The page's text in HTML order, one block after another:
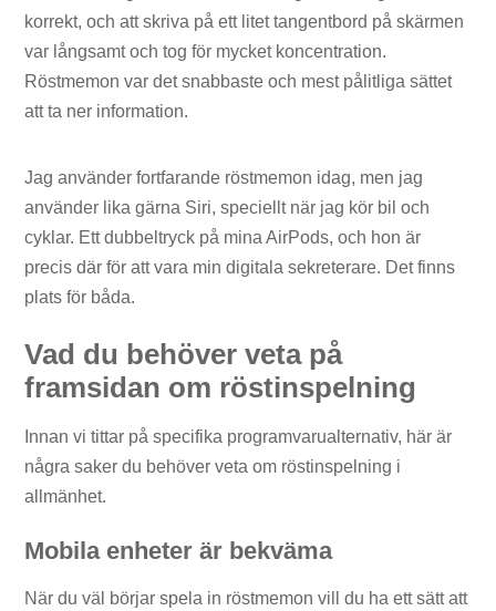
korrekt, och att skriva på ett litet tangentbord på skärmen
var långsamt och tog för mycket koncentration.
Röstmemon var det snabbaste och mest pålitliga sättet
att ta ner information.
Jag använder fortfarande röstmemon idag, men jag
använder lika gärna Siri, speciellt när jag kör bil och
cyklar. Ett dubbeltryck på mina AirPods, och hon är
precis där för att vara min digitala sekreterare. Det finns
plats för båda.
Vad du behöver veta på
framsidan om röstinspelning
Innan vi tittar på specifika programvarualternativ, här är
några saker du behöver veta om röstinspelning i
allmänhet.
Mobila enheter är bekväma
När du väl börjar spela in röstmemon vill du ha ett sätt att